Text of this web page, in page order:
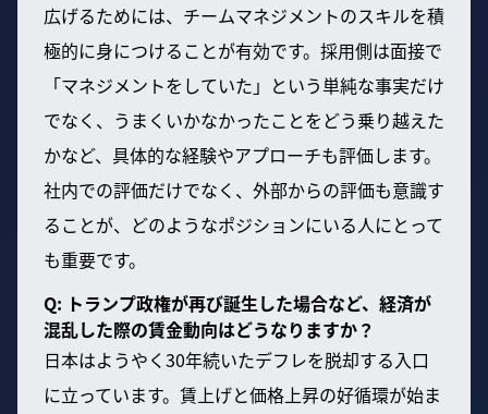
広げるためには、チームマネジメントのスキルを積
極的に身につけることが有効です。採用側は面接で
「マネジメントをしていた」という単純な事実だけ
でなく、うまくいかなかったことをどう乗り越えた
かなど、具体的な経験やアプローチも評価します。
社内での評価だけでなく、外部からの評価も意識す
ることが、どのようなポジションにいる人にとって
も重要です。
Q: トランプ政権が再び誕生した場合など、経済が
混乱した際の賃金動向はどうなりますか？
日本はようやく30年続いたデフレを脱却する入口
に立っています。賃上げと価格上昇の好循環が始ま